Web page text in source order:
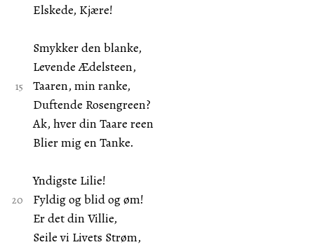
Elskede, Kjære!
Smykker den blanke,
Levende Ædelsteen,
Taaren, min ranke,
Duftende Rosengreen?
Ak, hver din Taare reen
Blier mig en Tanke.
Yndigste Lilie!
Fyldig og blid og øm!
Er det din Villie,
Seile vi Livets Strøm,